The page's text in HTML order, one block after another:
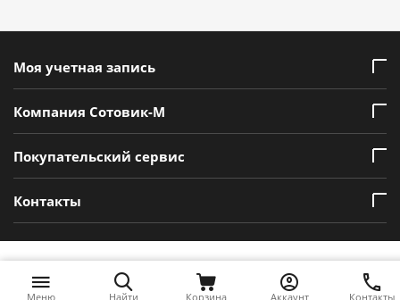
Моя учетная запись
Компания Сотовик-М
Покупательский сервис
Контакты
Меню Найти Корзина Аккаунт Контакты